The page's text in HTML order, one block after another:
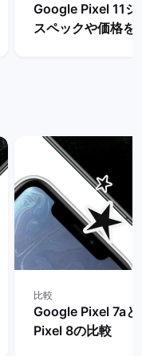
Google Pixel 11シ
スペックや価格を
比較
Google Pixel 7a
Pixel 8の比較